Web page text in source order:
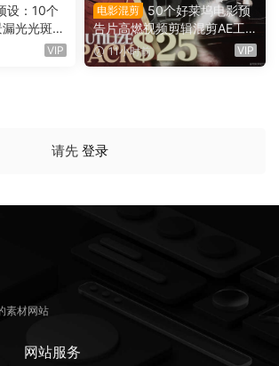
设：10个
光光斑划
转场过渡VIP
电影混剪
50个好莱坞电影预
告片高燃视频剪辑混剪AE工
程项目文件+AE预设+叠加层
+视频教程 UTILIZE NEXTLV
11小时前 VIP
请先 登录
素材网站
网站服务